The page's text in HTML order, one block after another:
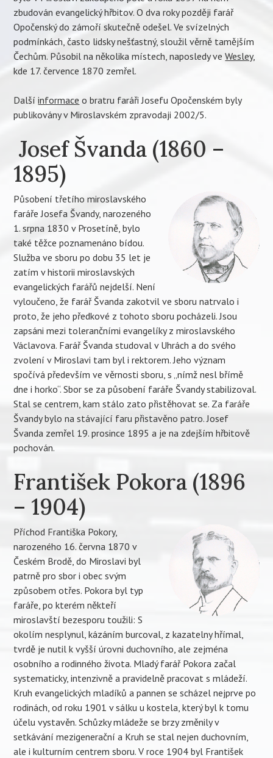
zbudován evangelický hřbitov. O dva roky později farář
Opočenský do zámoří skutečně odešel. Ve svízelných
podmínkách, často lidsky nešťastný, sloužil věrně tamějším
Čechům. Působil na několika místech, naposledy veWesley,
kde 17. července 1870 zemřel.
Dalšíinformace o bratru faráři Josefu Opočenském byly
publikovány v Miroslavském zpravodaji 2002/5.
Josef Švanda (1860 –
1895)
Působení třetího miroslavského
faráře Josefa Švandy, narozeného
1. srpna 1830 v Prosetíně, bylo
také těžce poznamenáno bídou.
Služba ve sboru po dobu 35 let je
zatím v historii miroslavských
evangelických farářů nejdelší. Není
vyloučeno, že farář Švanda zakotvil ve sboru natrvalo i
proto, že jeho předkové z tohoto sboru pocházeli. Jsou
zapsáni mezi tolerančními evangelíky z miroslavského
Václavova. Farář Švanda studoval v Uhrách a do svého
zvolení v Miroslavi tam byl i rektorem. Jeho význam
spočívá především ve věrnosti sboru, s „nímž nesl břímě
dne i horko“. Sbor se za působení faráře Švandy stabilizoval.
Stal se centrem, kam stálo zato přistěhovat se. Za faráře
Švandy bylo na stávající faru přistavěno patro. Josef
Švanda zemřel 19. prosince 1895 a je na zdejším hřbitově
pochován.
František Pokora (1896
– 1904)
Příchod Františka Pokory,
narozeného 16. června 1870 v
Českém Brodě, do Miroslavi byl
patrně pro sbor i obec svým
způsobem otřes. Pokora byl typ
faráře, po kterém někteří
miroslavští bezesporu toužili: S
okolím nesplynul, kázáním burcoval, z kazatelny hřímal,
tvrdě je nutil k vyšší úrovni duchovního, ale zejména
osobního a rodinného života. Mladý farář Pokora začal
systematicky, intenzivně a pravidelně pracovat s mládeží.
Kruh evangelických mladíků a pannen se scházel nejprve po
rodinách, od roku 1901 v sálku u kostela, který byl k tomu
účelu vystavěn. Schůzky mládeže se brzy změnily v
setkávání mezigenerační a Kruh se stal nejen duchovním,
ale i kulturním centrem sboru. V roce 1904 byl František